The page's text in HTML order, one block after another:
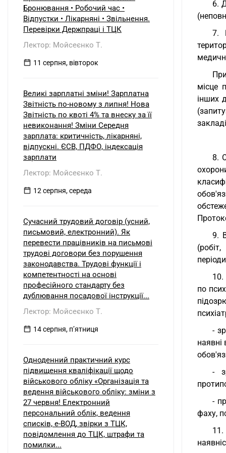
6.
7.
місце
інших
8.
9.
10.
по
-
наявні
-
-
фаху,
Бронювання • Робочий час •
Відпустки • Лікарняні • Звільнення.
Перевірки Держпраці і ТЦК
Лектор: Мойсеєнко Т.
11 серпня, вівторок
Великі зарплатні зміни! Зарплатна
Звітність по-новому з липня! Нова
Звітність по квоті 4% та внеску за її
невиконання! Зміни Середня
зарплата: критичність, лікарняні,
відпускні. ЄСВ, ПДФО, індексація
зарплати
Лектор: Мойсеєнко Т.
12 серпня, середа
Сучасний трудовий договір (усний,
письмовий, електронний). Як
перевести працівників на письмові
трудові договори без порушення
законодавства. Трудові функції і
компетентності на основі
професійного стандарту без
дублювання посадової інструкції...
Лектор: Мойсеєнко Т.
14 серпня, пʼятниця
Одноденний практичний курс
підвищення кваліфікації щодо
військового обліку «Організація та
ведення військового обліку: зміни з
27 червня! Електронний
персональний облік, ведення
списків, е-ВОД, звірки з ТЦК,
повідомлення до ТЦК, штрафи та
помилки...